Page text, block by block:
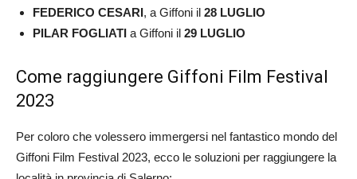
FEDERICO CESARI , a Giffoni il 28 LUGLIO
PILAR FOGLIATI a Giffoni il 29 LUGLIO
Come raggiungere Giffoni Film Festival
2023
Per coloro che volessero immergersi nel fantastico mondo del
Giffoni Film Festival 2023, ecco le soluzioni per raggiungere la